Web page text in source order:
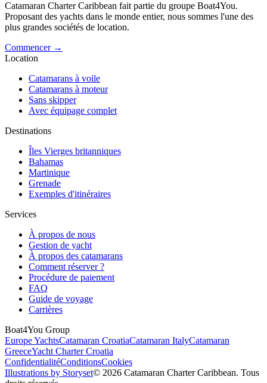
Catamaran Charter Caribbean fait partie du groupe Boat4You.
Proposant des yachts dans le monde entier, nous sommes l'une des
plus grandes sociétés de location.
Commencer →
Location
Catamarans à voile
Catamarans à moteur
Sans skipper
Avec équipage complet
Destinations
Îles Vierges britanniques
Bahamas
Martinique
Grenade
Exemples d'itinéraires
Services
À propos de nous
Gestion de yacht
À propos des catamarans
Comment réserver ?
Procédure de paiement
FAQ
Guide de voyage
Carrières
Boat4You Group
Europe YachtsCatamaran CroatiaCatamaran ItalyCatamaran
GreeceYacht Charter Croatia
ConfidentialitéConditionsCookies
Illustrations by Storyset© 2026 Catamaran Charter Caribbean. Tous